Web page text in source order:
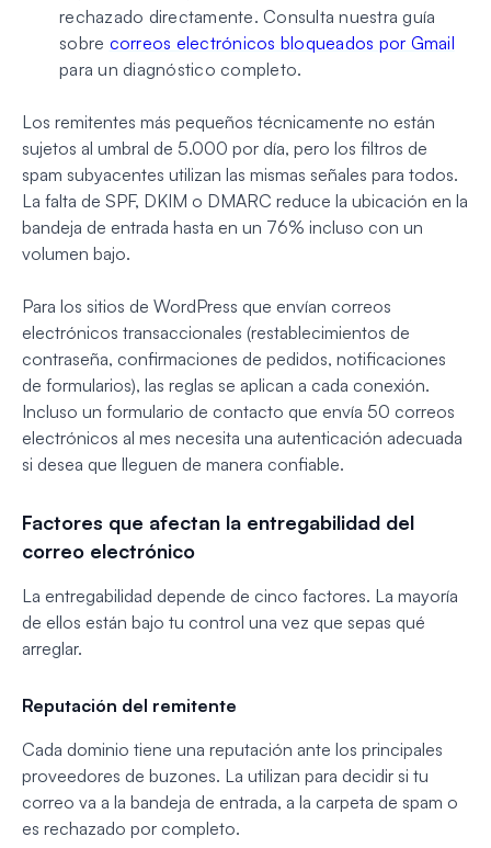
rechazado directamente. Consulta nuestra guía
sobre correos electrónicos bloqueados por Gmail
para un diagnóstico completo.
Los remitentes más pequeños técnicamente no están
sujetos al umbral de 5.000 por día, pero los filtros de
spam subyacentes utilizan las mismas señales para todos.
La falta de SPF, DKIM o DMARC reduce la ubicación en la
bandeja de entrada hasta en un 76% incluso con un
volumen bajo.
Para los sitios de WordPress que envían correos
electrónicos transaccionales (restablecimientos de
contraseña, confirmaciones de pedidos, notificaciones
de formularios), las reglas se aplican a cada conexión.
Incluso un formulario de contacto que envía 50 correos
electrónicos al mes necesita una autenticación adecuada
si desea que lleguen de manera confiable.
Factores que afectan la entregabilidad del
correo electrónico
La entregabilidad depende de cinco factores. La mayoría
de ellos están bajo tu control una vez que sepas qué
arreglar.
Reputación del remitente
Cada dominio tiene una reputación ante los principales
proveedores de buzones. La utilizan para decidir si tu
correo va a la bandeja de entrada, a la carpeta de spam o
es rechazado por completo.